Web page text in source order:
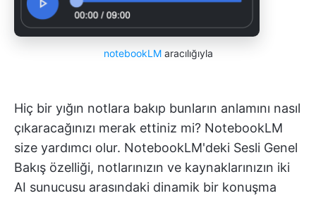
notebookLMaracılığıyla
Hiç bir yığın notlara bakıp bunların anlamını nasıl
çıkaracağınızı merak ettiniz mi? NotebookLM
size yardımcı olur. NotebookLM'deki Sesli Genel
Bakış özelliği, notlarınızın ve kaynaklarınızın iki
AI sunucusu arasındaki dinamik bir konuşma